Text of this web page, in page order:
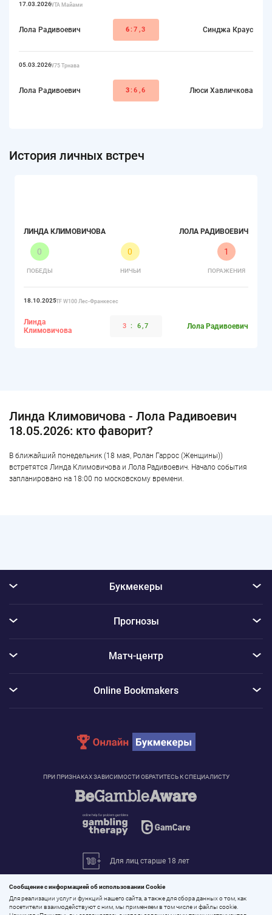
17.03.2026WTA Майами
Лола Радивоевич 6:7,3 Синджа Краус
05.03.2026W75 Трнава
Лола Радивоевич 3:6,6 Люси Хавличкова
История личных встреч
ЛИНДА КЛИМОВИЧОВА
0
ПОБЕДЫ
0
НИЧЬИ
1
ПОРАЖЕНИЯ
ЛОЛА РАДИВОЕВИЧ
18.10.2025ITF W100 Лес-Франкесес
Линда
Климовичова
3 : 6,7 Лола Радивоевич
Линда Климовичова - Лола Радивоевич
18.05.2026: кто фаворит?
В ближайший понедельник (18 мая, Ролан Гаррос (Женщины))
встретятся Линда Климовичова и Лола Радивоевич. Начало события
запланировано на 18:00 по московскому времени.
ПРИ ПРИЗНАКАХ ЗАВИСИМОСТИ ОБРАТИТЕСЬ К СПЕЦИАЛИСТУ
Для лиц старше 18 лет
Букмекеры
Прогнозы
Матч-центр
Online Bookmakers
Сообщение с информацией об использовании Cookie
Для реализации услуг и функций нашего сайта, а также для сбора данных о том, как
посетители взаимодействуют с ним, мы применяем в том числе и файлы cookie.